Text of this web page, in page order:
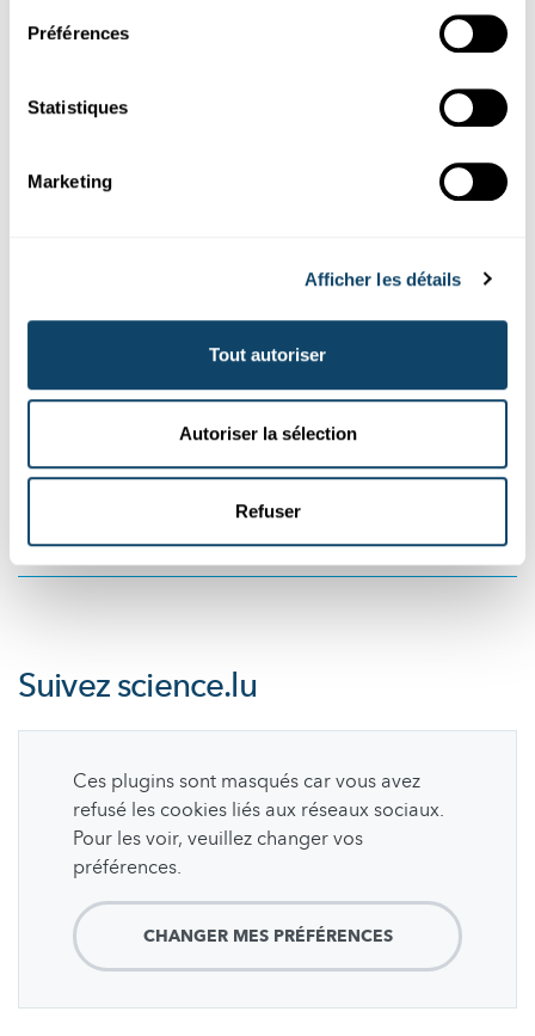
Préférences
Statistiques
Marketing
Afficher les détails
Tout autoriser
Autoriser la sélection
Refuser
Naturwëssenschaftleche Ressourcen- a
Weiderbildungszentrum fir Enseignanten
Fir Enseignanten a Studenten: Wat ass de SciTeach Center, a
wat kann een do maachen? En Abléck am Video.
FNR,Script,Ifen,University of Luxembourg
Suivezscience.lu
Ces plugins sont masqués car vous avez
refusé les cookies liés aux réseaux sociaux.
Pour les voir, veuillez changer vos
préférences.
CHANGER MES PRÉFÉRENCES